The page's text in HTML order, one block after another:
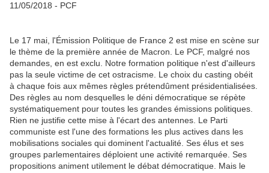
11/05/2018 - PCF
Le 17 mai, l'Émission Politique de France 2 est mise en scène sur
le thème de la première année de Macron. Le PCF, malgré nos
demandes, en est exclu. Notre formation politique n'est d'ailleurs
pas la seule victime de cet ostracisme. Le choix du casting obéit
à chaque fois aux mêmes règles prétendûment présidentialisées.
Des règles au nom desquelles le déni démocratique se répète
systématiquement pour toutes les grandes émissions politiques.
Rien ne justifie cette mise à l'écart des antennes. Le Parti
communiste est l'une des formations les plus actives dans les
mobilisations sociales qui dominent l'actualité. Ses élus et ses
groupes parlementaires déploient une activité remarquée. Ses
propositions animent utilement le débat démocratique. Mais le